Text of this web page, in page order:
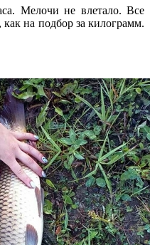
Мелочи не влетало. Все
на подбор за килограмм.